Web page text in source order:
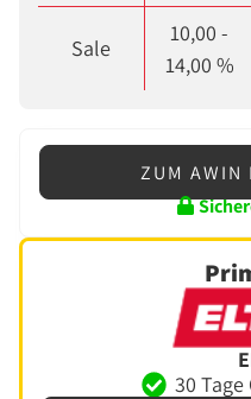
Sale
10,00 -
14,00 %
ZUM AWIN
30